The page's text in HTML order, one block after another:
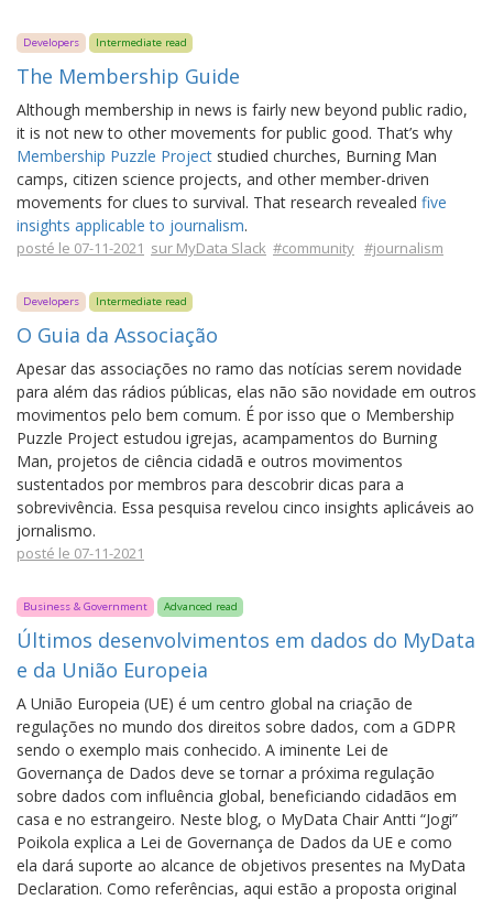
Developers Intermediate read
The Membership Guide
Although membership in news is fairly new beyond public radio,
it is not new to other movements for public good. That’s why
Membership Puzzle Project studied churches, Burning Man
camps, citizen science projects, and other member-driven
movements for clues to survival. That research revealed five
insights applicable to journalism.
posté le 07-11-2021 sur MyData Slack #community #journalism
Developers Intermediate read
O Guia da Associação
Apesar das associações no ramo das notícias serem novidade
para além das rádios públicas, elas não são novidade em outros
movimentos pelo bem comum. É por isso que o Membership
Puzzle Project estudou igrejas, acampamentos do Burning
Man, projetos de ciência cidadã e outros movimentos
sustentados por membros para descobrir dicas para a
sobrevivência. Essa pesquisa revelou cinco insights aplicáveis ao
jornalismo.
posté le 07-11-2021
Business & Government Advanced read
Últimos desenvolvimentos em dados do MyData
e da União Europeia
A União Europeia (UE) é um centro global na criação de
regulações no mundo dos direitos sobre dados, com a GDPR
sendo o exemplo mais conhecido. A iminente Lei de
Governança de Dados deve se tornar a próxima regulação
sobre dados com influência global, beneficiando cidadãos em
casa e no estrangeiro. Neste blog, o MyData Chair Antti “Jogi”
Poikola explica a Lei de Governança de Dados da UE e como
ela dará suporte ao alcance de objetivos presentes na MyData
Declaration. Como referências, aqui estão a proposta original